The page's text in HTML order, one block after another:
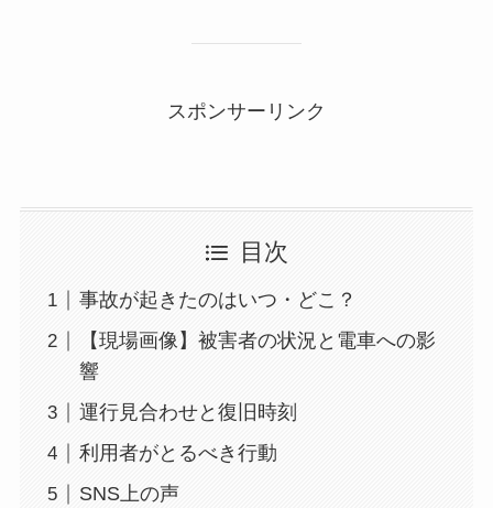
スポンサーリンク
目次
事故が起きたのはいつ・どこ？
【現場画像】被害者の状況と電車への影
響
運行見合わせと復旧時刻
利用者がとるべき行動
SNS上の声